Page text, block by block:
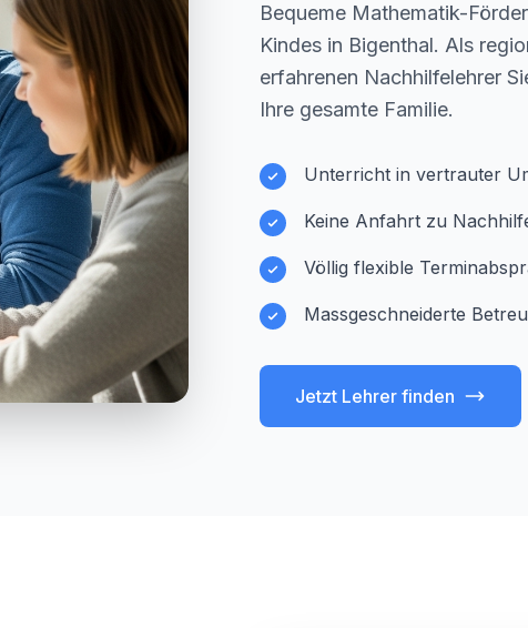
Bequeme Mathematik-
Kindes in Bigenthal. Als
erfahrenen Nachhilfelehrer
Ihre gesamte Familie.
Unterricht in vertrauter
Keine Anfahrt zu
Völlig flexible
Massgeschneiderte
Jetzt Lehrer finden